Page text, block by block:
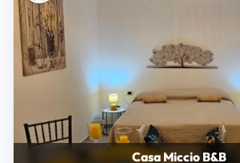
Casa Miccio B&B